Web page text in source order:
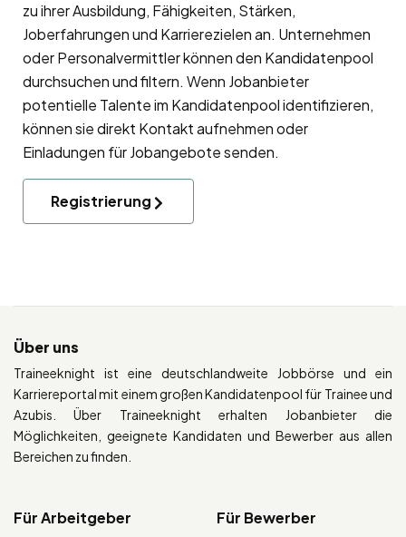
zu ihrer Ausbildung, Fähigkeiten, Stärken,
Joberfahrungen und Karrierezielen an. Unternehmen
oder Personalvermittler können den Kandidatenpool
durchsuchen und filtern. Wenn Jobanbieter
potentielle Talente im Kandidatenpool identifizieren,
können sie direkt Kontakt aufnehmen oder
Einladungen für Jobangebote senden.
Registrierung
Über uns
Traineeknight ist eine deutschlandweite Jobbörse und ein
Karriereportal mit einem großen Kandidatenpool für Trainee und
Azubis. Über Traineeknight erhalten Jobanbieter die
Möglichkeiten, geeignete Kandidaten und Bewerber aus allen
Bereichen zu finden.
Für Arbeitgeber Für Bewerber